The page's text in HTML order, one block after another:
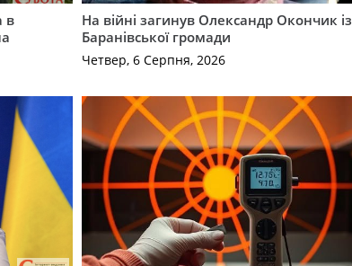
в
На війні загинув Олександр Окончик із
Баранівської громади
Четвер, 6 Серпня, 2026